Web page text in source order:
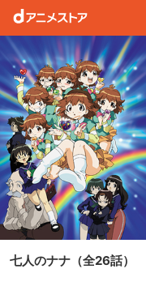
七人のナナ （全26話）